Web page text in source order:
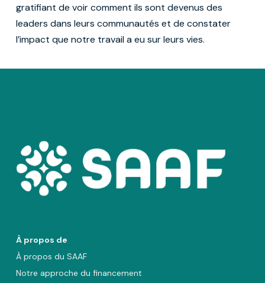
gratifiant de voir comment ils sont devenus des
leaders dans leurs communautés et de constater
l’impact que notre travail a eu sur leurs vies.
À propos de
À propos du SAAF
Notre approche du financement